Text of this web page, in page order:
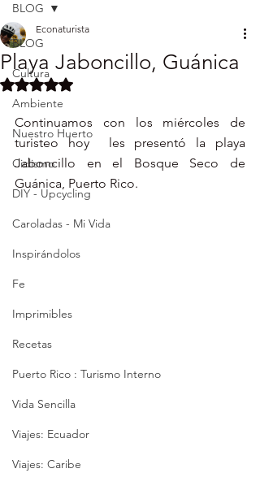
BLOG
Cultura
Ambiente
Nuestro Huerto
Ciclismo
DIY - Upcycling
Caroladas - Mi Vida
Inspirándolos
Fe
Imprimibles
Recetas
Puerto Rico : Turismo Interno
Vida Sencilla
Viajes: Ecuador
Viajes: Caribe
BLOG
Playa Jaboncillo, Guánica
Econaturista
Obtuvo NaN de 5 estrellas.
Continuamos con los miércoles de
turisteo hoy  les presentó la playa
Jaboncillo en el Bosque Seco de
Guánica, Puerto Rico.